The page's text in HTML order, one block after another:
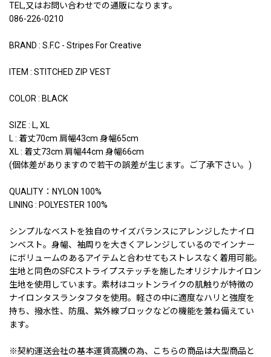
TEL,又はお問い合わせでの通販になります。
086-226-0210
BRAND : S.F.C - Stripes For Creative
ITEM : STITCHED ZIP VEST
COLOR : BLACK
SIZE : L, XL
L : 着丈70cm 肩幅43cm 身幅65cm
XL : 着丈73cm 肩幅44cm 身幅66cm
(個体差がありますので若干の誤差が生じます。ご了承下さい。)
QUALITY：NYLON 100%
LINING : POLYESTER 100%
シンプルなベストを独自のサイズバランスにアレンジしたナイロ
ンベスト。身幅、袖周りを大きくアレンジしているのでインナー
にボリュームのあるアイテムと合わせてもストレスなく着用可能。
生地と同色のSFCストライプステッチを施したオリジナルナイロン
生地を使用しています。素材はコットンライクの肌触りが特徴の
ナイロンタスランタフタを使用。軽さの中に適度なハリと強度を
持ち、撥水性、防風、紫外線ブロックなどの機能を兼ね備えてい
ます。
※契約運送会社の基本運賃高騰の為、こちらの商品は大型商品と